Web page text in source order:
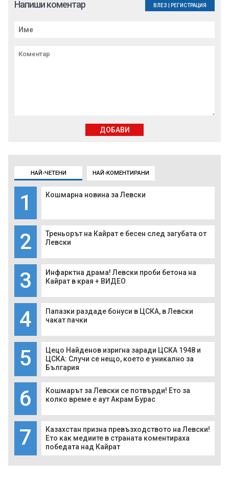
НАЙ-ЧЕТЕНИ НАЙ-КОМЕНТИРАНИ
1 Кошмарна новина за Левски
2
Треньорът на Кайрат е бесен след загубата от
Левски
3
Инфарктна драма! Левски проби бетона на
Кайрат в края + ВИДЕО
4
Папазки раздаде бонуси в ЦСКА, в Левски
чакат пачки
5
Цецо Найденов изригна заради ЦСКА 1948 и
ЦСКА: Случи се нещо, което е уникално за
България
6
Кошмарът за Левски се потвърди! Ето за
колко време е аут Акрам Бурас
7
Казахстан призна превъзходството на Левски!
Ето как медиите в страната коментираха
победата над Кайрат
Напиши коментар ВЛЕЗ РЕГИСТРАЦИЯ
ДОБАВИ